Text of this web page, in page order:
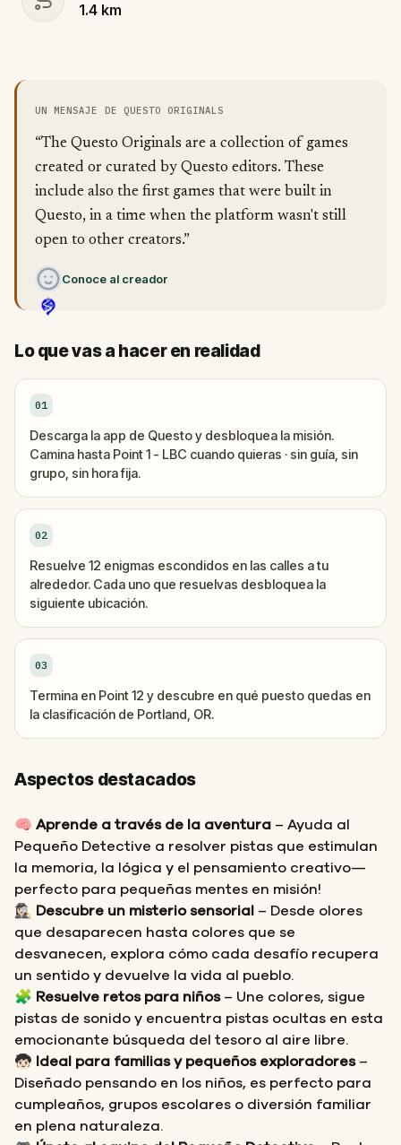
1.4 km
UN MENSAJE DE QUESTO ORIGINALS
“The Questo Originals are a collection of games
created or curated by Questo editors. These
include also the first games that were built in
Questo, in a time when the platform wasn't still
open to other creators.”
Conoce al creador
Lo que vas a hacer en realidad
01
Descarga la app de Questo y desbloquea la misión.
Camina hasta Point 1 - LBC cuando quieras · sin guía, sin
grupo, sin hora fija.
02
Resuelve 12 enigmas escondidos en las calles a tu
alrededor. Cada uno que resuelvas desbloquea la
siguiente ubicación.
03
Termina en Point 12 y descubre en qué puesto quedas en
la clasificación de Portland, OR.
Aspectos destacados
🧠 Aprende a través de la aventura – Ayuda al
Pequeño Detective a resolver pistas que estimulan
la memoria, la lógica y el pensamiento creativo—
perfecto para pequeñas mentes en misión!
🕵🏻‍♀️ Descubre un misterio sensorial – Desde olores
que desaparecen hasta colores que se
desvanecen, explora cómo cada desafío recupera
un sentido y devuelve la vida al pueblo.
🧩 Resuelve retos para niños– Une colores, sigue
pistas de sonido y encuentra pistas ocultas en esta
emocionante búsqueda del tesoro al aire libre.
🧒🏻
Ideal para familias y pequeños exploradores–
Diseñado pensando en los niños, es perfecto para
cumpleaños, grupos escolares o diversión familiar
en plena naturaleza.